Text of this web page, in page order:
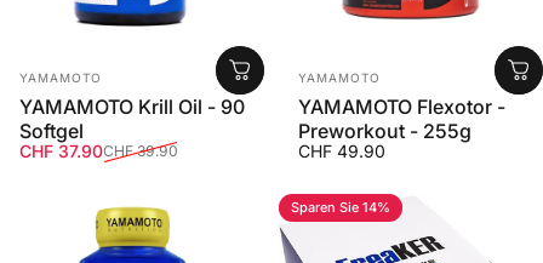
Anbieter:
YAMAMOTO
YAMAMOTO Krill Oil - 90
Softgel
Verkaufspreis
CHF 37.90
Normaler Preis
CHF 39.90
Anbieter:
YAMAMOTO
YAMAMOTO Flexotor -
Preworkout - 255g
CHF 49.90
Sparen Sie 14%